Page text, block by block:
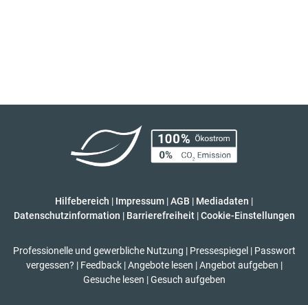
Hilfebereich | Impressum |AGB | Mediadaten |
Datenschutzinformation | Barrierefreiheit | Cookie-Einstellungen
Professionelle und gewerbliche Nutzung | Pressespiegel | Passwort
vergessen? | Feedback | Angebote lesen | Angebot aufgeben |
Gesuche lesen | Gesuch aufgeben